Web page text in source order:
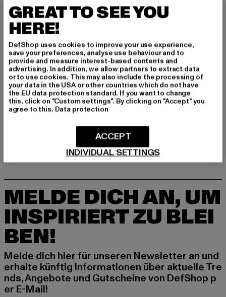
Hersteller: Urban Styles Agency GmbH & Co. KG |
agentur@urbanstylesagency.com
Schanzenstraße 41 | 51063 Köln | DE
GRÖSSE & PASSFORM
PFLEGEHINWEISE
LIEFERUNG & RÜCKGABE
MELDE DICH AN, UM
INSPIRIERT ZU BLEI
BEN!
Melde dich hier für unseren Newsletter an und
erhalte künftig Informationen über aktuelle Tre
nds, Angebote und Gutscheine von DefShop p
er E-Mail!
GREAT TO SEE YOU
HERE!
DefShop uses cookies to improve your use experience,
save your preferences, analyse use behaviour and to
provide and measure interest-based contents and
advertising. In addition, we allow partners to extract data
or to use cookies. This may also include the processing of
your data in the USA or other countries which do not have
the EU data protection standard. If you want to change
this, click on "Custom settings". By clicking on "Accept" you
agree to this. Data protection
INDIVIDUAL SETTINGS
ACCEPT